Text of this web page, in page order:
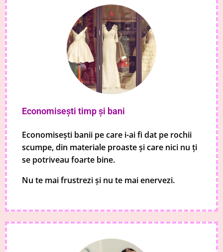
Economisești timp și bani
Economisești banii pe care i-ai fi dat pe rochii
scumpe, din materiale proaste și care nici nu ți
se potriveau foarte bine.
Nu te mai frustrezi și nu te mai enervezi.